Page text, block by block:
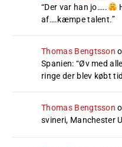
“Der var han jo…..
af….kæmpe talent.”
Thomas Bengtsson
Spanien: “Øv med
ringe der blev købt
Thomas Bengtsson
svineri, Manchester